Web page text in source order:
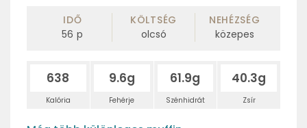
IDŐ
56 p
KÖLTSÉG
olcsó
NEHÉZSÉG
közepes
638
Kalória
9.6g
Fehérje
61.9g
Szénhidrát
40.3g
Zsír